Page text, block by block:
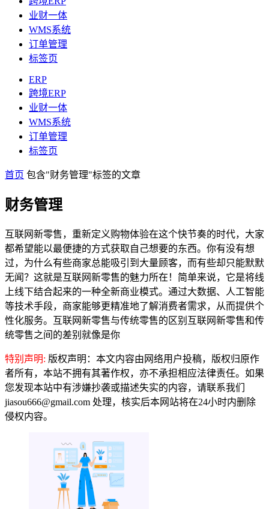
业财一体
WMS系统
订单管理
标签页
ERP
跨境ERP
业财一体
WMS系统
订单管理
标签页
首页 包含"财务管理"标签的文章
财务管理
互联网新零售，重新定义购物体验在这个快节奏的时代，大家
都希望能以最便捷的方式获取自己想要的东西。你有没有想
过，为什么有些商家总能吸引到大量顾客，而有些却只能默默
无闻？这就是互联网新零售的魅力所在！简单来说，它是将线
上线下结合起来的一种全新商业模式。通过大数据、人工智能
等技术手段，商家能够更精准地了解消费者需求，从而提供个
性化服务。互联网新零售与传统零售的区别互联网新零售和传
统零售之间的差别就像是你
特别声明: 版权声明：本文内容由网络用户投稿，版权归原作
者所有，本站不拥有其著作权，亦不承担相应法律责任。如果
您发现本站中有涉嫌抄袭或描述失实的内容，请联系我们
jiasou666@gmail.com 处理，核实后本网站将在24小时内删除
侵权内容。